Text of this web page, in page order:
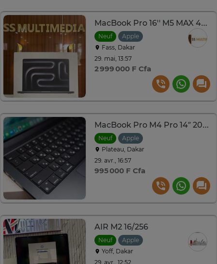
MacBook Pro 16'' M5 MAX 48GB SSD 2TB
Neuf
Apple
Fass, Dakar
29. mai, 13:57
2 999 000 F Cfa
MacBook Pro M4 Pro 14” 2024
Neuf
Apple
Plateau, Dakar
29. avr., 16:57
995 000 F Cfa
AIR M2 16/256
Neuf
Apple
Yoff, Dakar
29. avr., 12:52